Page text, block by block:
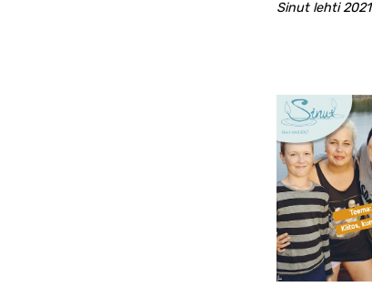
Sinut lehti 2021